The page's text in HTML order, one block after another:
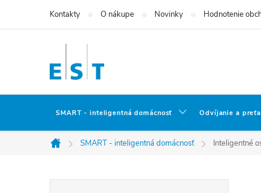
Kontakty O nákupe Novinky Hodnotenie
SMART - inteligentná domácnosť Odvíjanie a
Domov
SMART - inteligentná domácnosť Inteligentné